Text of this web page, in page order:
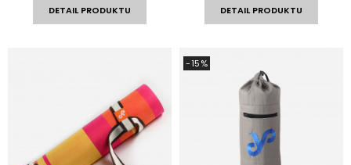
DETAIL PRODUKTU DETAIL PRODUKTU
-15%